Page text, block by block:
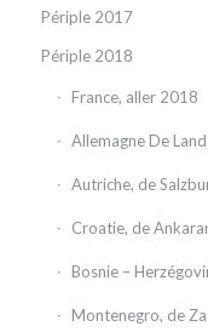
Périple 2017
Périple 2018
France, aller 2018
Allemagne De
Autriche, de
Croatie, de
Bosnie –
Montenegro, de